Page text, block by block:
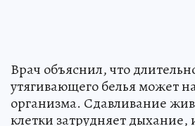
Врач объяснил, что
утягивающего белья может
организма. Сдавливание
клетки затрудняет дыхание,